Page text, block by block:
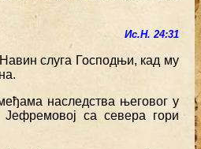
Ис.Н. 24:31
слуга Господњи, кад му
наследства његовог у
са севера гори